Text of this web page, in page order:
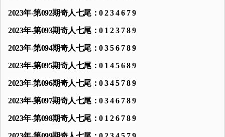
2023年-第092期奇人七尾：0 2 3 4 6 7 9
2023年-第093期奇人七尾：0 1 2 3 7 8 9
2023年-第094期奇人七尾：0 3 5 6 7 8 9
2023年-第095期奇人七尾：0 1 4 5 6 8 9
2023年-第096期奇人七尾：0 3 4 5 7 8 9
2023年-第097期奇人七尾：0 3 4 6 7 8 9
2023年-第098期奇人七尾：0 1 2 6 7 8 9